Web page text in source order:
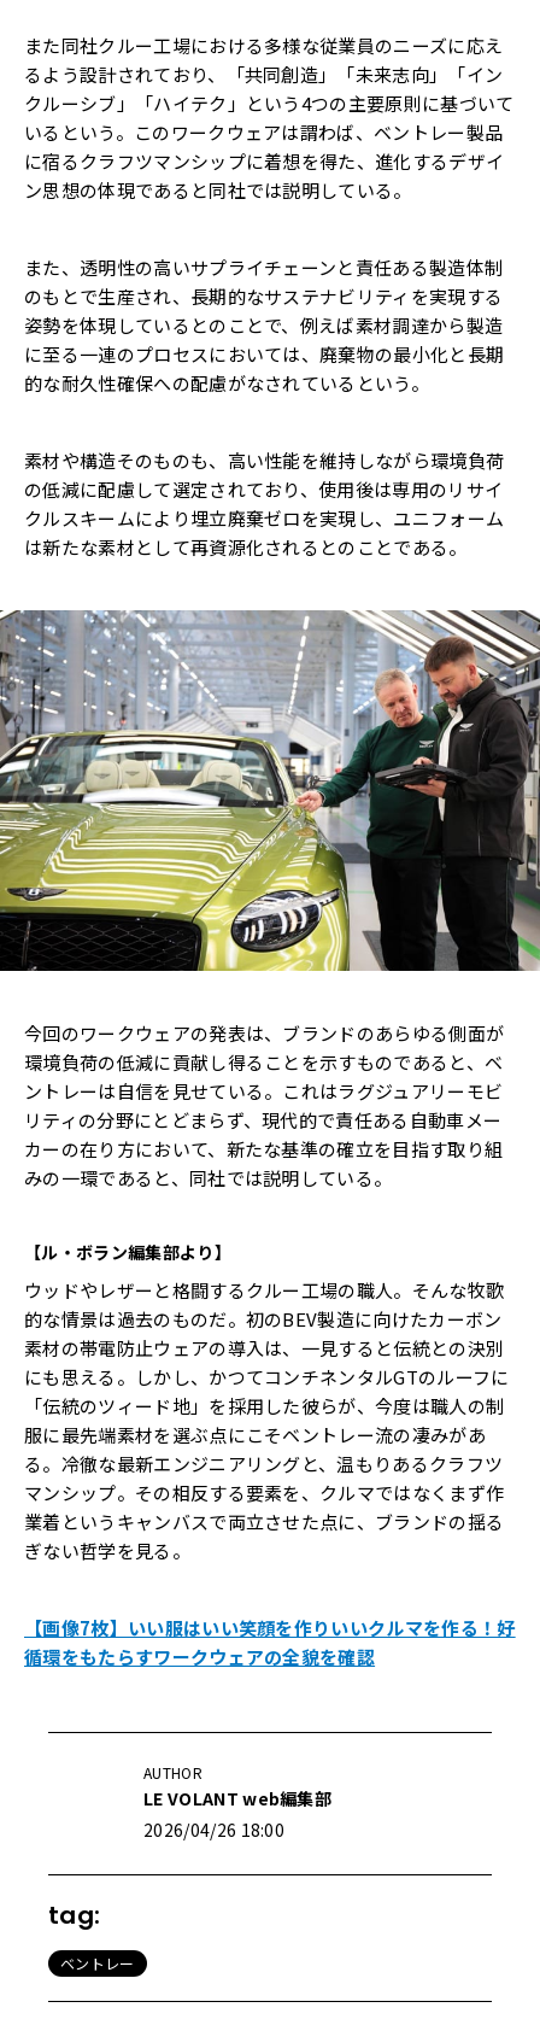
また同社クルー工場における多様な従業員のニーズに応え
るよう設計されており、「共同創造」「未来志向」「イン
クルーシブ」「ハイテク」という4つの主要原則に基づいて
いるという。このワークウェアは謂わば、ベントレー製品
に宿るクラフツマンシップに着想を得た、進化するデザイ
ン思想の体現であると同社では説明している。
また、透明性の高いサプライチェーンと責任ある製造体制
のもとで生産され、長期的なサステナビリティを実現する
姿勢を体現しているとのことで、例えば素材調達から製造
に至る一連のプロセスにおいては、廃棄物の最小化と長期
的な耐久性確保への配慮がなされているという。
素材や構造そのものも、高い性能を維持しながら環境負荷
の低減に配慮して選定されており、使用後は専用のリサイ
クルスキームにより埋立廃棄ゼロを実現し、ユニフォーム
は新たな素材として再資源化されるとのことである。
今回のワークウェアの発表は、ブランドのあらゆる側面が
環境負荷の低減に貢献し得ることを示すものであると、ベ
ントレーは自信を見せている。これはラグジュアリーモビ
リティの分野にとどまらず、現代的で責任ある自動車メー
カーの在り方において、新たな基準の確立を目指す取り組
みの一環であると、同社では説明している。
【ル・ボラン編集部より】
ウッドやレザーと格闘するクルー工場の職人。そんな牧歌
的な情景は過去のものだ。初のBEV製造に向けたカーボン
素材の帯電防止ウェアの導入は、一見すると伝統との決別
にも思える。しかし、かつてコンチネンタルGTのルーフに
「伝統のツィード地」を採用した彼らが、今度は職人の制
服に最先端素材を選ぶ点にこそベントレー流の凄みがあ
る。冷徹な最新エンジニアリングと、温もりあるクラフツ
マンシップ。その相反する要素を、クルマではなくまず作
業着というキャンバスで両立させた点に、ブランドの揺る
ぎない哲学を見る。
【画像7枚】いい服はいい笑顔を作りいいクルマを作る！好
循環をもたらすワークウェアの全貌を確認
AUTHOR
LE VOLANT web編集部
2026/04/26 18:00
tag:
ベントレー